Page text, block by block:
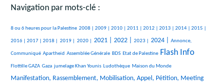
Navigation par mots-clé :
401/2431
8 ou 6 heures pour la Palestine
212/2431 2008 |
156/2431 2009 |
287/2431 2010 |
301/2431 2011 |
371/2431 2012 |
98/2431 2013 |
414/2431 2014 |
105/2431 2015 |
391/2431
2016 |
515/2431
2017 |
143/2431 2018 |
103/2431 2019 |
75/2431 2020 |
849/2431 2021 |
920/2431 2022 |
374/2431 2023 |
850/2431 2024 |
493/2431 Annonce,
Communiqué
28/2431 Apartheid
30/2431 Assemblée Générale
211/2431 BDS
49/2431 Etat de Palestine
1358/2431 Flash Info
36/2431
Flottille GAZA
314/2431 Gaza
193/2431 jumelage Khan Younis
259/2431 Ludothèque
10/2431 Maison du Monde
938/2431
Manifestation, Rassemblement, Mobilisation, Appel, Pétition, Meeting
10/2431